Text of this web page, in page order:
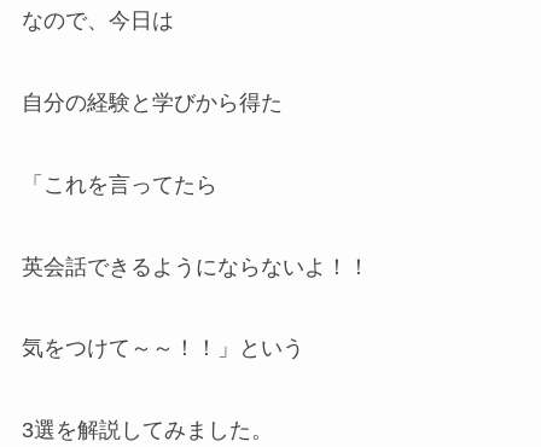
なので、今日は
自分の経験と学びから得た
「これを言ってたら
英会話できるようにならないよ！！
気をつけて～～！！」という
3選を解説してみました。